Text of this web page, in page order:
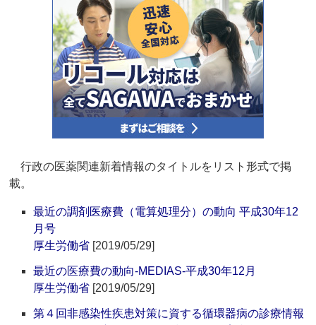
行政の医薬関連新着情報のタイトルをリスト形式で掲
載。
最近の調剤医療費（電算処理分）の動向 平成30年12
月号
厚生労働省 [2019/05/29]
最近の医療費の動向-MEDIAS-平成30年12月
厚生労働省 [2019/05/29]
第４回非感染性疾患対策に資する循環器病の診療情報